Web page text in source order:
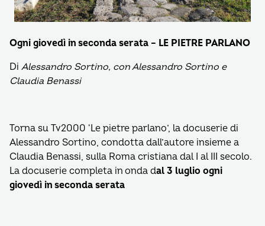
Ogni giovedì in seconda serata – LE PIETRE PARLANO
Di Alessandro Sortino, con Alessandro Sortino e
Claudia Benassi
Torna su Tv2000 ‘Le pietre parlano’, la docuserie di
Alessandro Sortino, condotta dall’autore insieme a
Claudia Benassi, sulla Roma cristiana dal I al III secolo.
La docuserie completa in onda dal 3 luglio ogni
giovedì in seconda serata